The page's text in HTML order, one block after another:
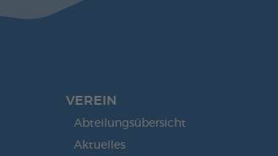
VEREIN
Abteilungsübersicht
Aktuelles